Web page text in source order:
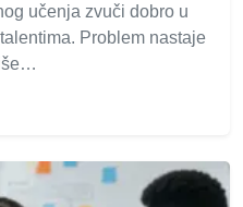
učenja zvuči dobro u
Problem nastaje